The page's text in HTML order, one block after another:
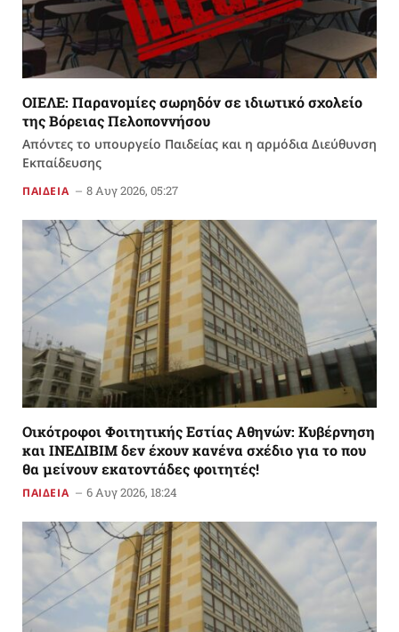
ΟΙΕΛΕ: Παρανομίες σωρηδόν σε ιδιωτικό σχολείο
της Βόρειας Πελοποννήσου
Απόντες το υπουργείο Παιδείας και η αρμόδια Διεύθυνση
Εκπαίδευσης
ΠΑΙΔΕΙΑ 8 Αυγ 2026, 05:27
Οικότροφοι Φοιτητικής Εστίας Αθηνών: Κυβέρνηση
και ΙΝΕΔΙΒΙΜ δεν έχουν κανένα σχέδιο για το που
θα μείνουν εκατοντάδες φοιτητές!
ΠΑΙΔΕΙΑ 6 Αυγ 2026, 18:24